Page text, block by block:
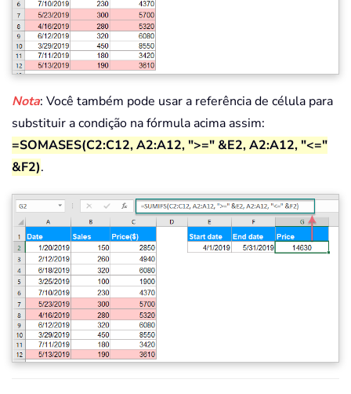
Nota: Você também pode usar a referência de célula para
substituir a condição na fórmula acima assim:
=SOMASES(C2:C12, A2:A12, ">=" &E2, A2:A12, "<="
&F2).